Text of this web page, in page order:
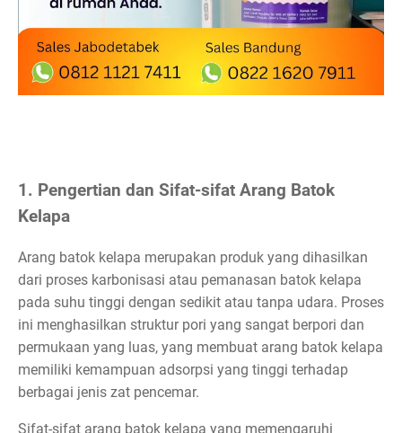
1. Pengertian dan Sifat-sifat Arang Batok
Kelapa
Arang batok kelapa merupakan produk yang dihasilkan
dari proses karbonisasi atau pemanasan batok kelapa
pada suhu tinggi dengan sedikit atau tanpa udara. Proses
ini menghasilkan struktur pori yang sangat berpori dan
permukaan yang luas, yang membuat arang batok kelapa
memiliki kemampuan adsorpsi yang tinggi terhadap
berbagai jenis zat pencemar.
Sifat-sifat arang batok kelapa yang memengaruhi